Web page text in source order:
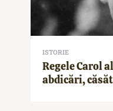
ISTORIE
Regele Carol
abdicări,